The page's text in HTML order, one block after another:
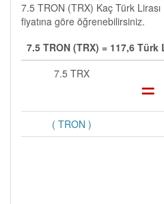
7.5 TRON (TRX) Kaç Türk
fiyatına göre öğrenebilirsiniz.
7.5 TRON (TRX) = 117,6 Türk
7.5 TRX
=
( TRON )